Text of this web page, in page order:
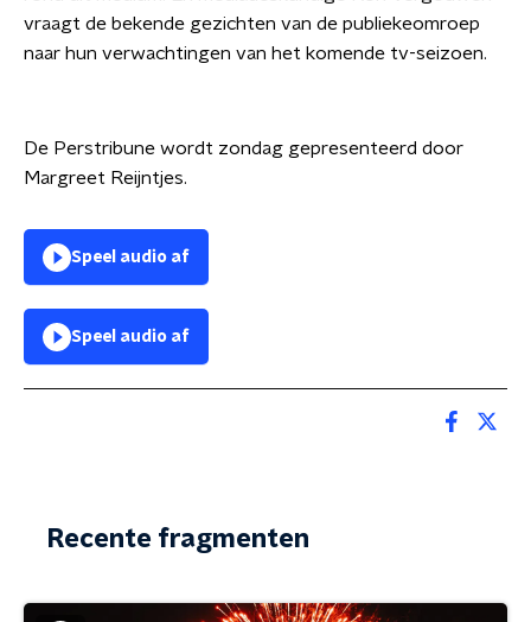
vraagt de bekende gezichten van de publiekeomroep
naar hun verwachtingen van het komende tv-seizoen.
De Perstribune wordt zondag gepresenteerd door
Margreet Reijntjes.
Speel audio af
Speel audio af
Recente fragmenten